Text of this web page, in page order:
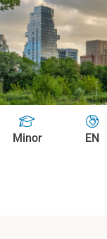
Minor EN